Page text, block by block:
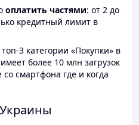
оплатить частями: от 2 до
кредитный лимит в
3 категории «Покупки» в
более 10 млн загрузок
смартфона где и когда